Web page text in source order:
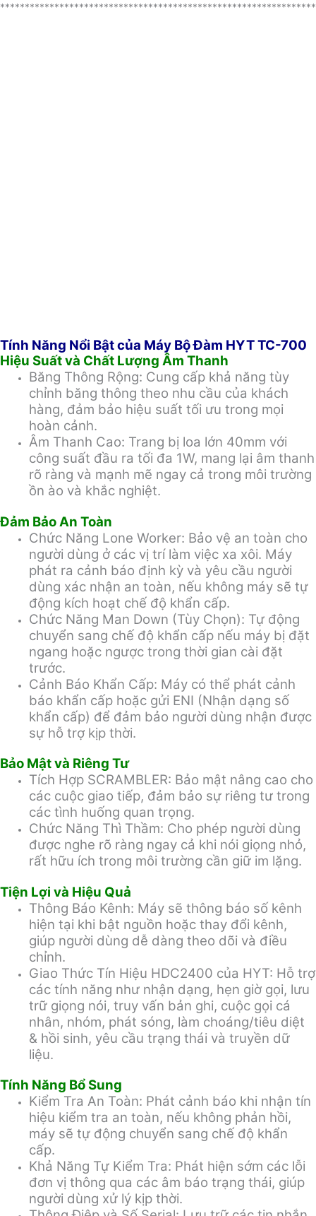
Tính Năng Nổi Bật của Máy Bộ Đàm HYT TC-700
Hiệu Suất và Chất Lượng Âm Thanh
Băng Thông Rộng: Cung cấp khả năng tùy
chỉnh băng thông theo nhu cầu của khách
hàng, đảm bảo hiệu suất tối ưu trong mọi
hoàn cảnh.
Âm Thanh Cao: Trang bị loa lớn 40mm với
công suất đầu ra tối đa 1W, mang lại âm thanh
rõ ràng và mạnh mẽ ngay cả trong môi trường
ồn ào và khắc nghiệt.
Đảm Bảo An Toàn
Chức Năng Lone Worker: Bảo vệ an toàn cho
người dùng ở các vị trí làm việc xa xôi. Máy
phát ra cảnh báo định kỳ và yêu cầu người
dùng xác nhận an toàn, nếu không máy sẽ tự
động kích hoạt chế độ khẩn cấp.
Chức Năng Man Down (Tùy Chọn): Tự động
chuyển sang chế độ khẩn cấp nếu máy bị đặt
ngang hoặc ngược trong thời gian cài đặt
trước.
Cảnh Báo Khẩn Cấp: Máy có thể phát cảnh
báo khẩn cấp hoặc gửi ENI (Nhận dạng số
khẩn cấp) để đảm bảo người dùng nhận được
sự hỗ trợ kịp thời.
Bảo Mật và Riêng Tư
Tích Hợp SCRAMBLER: Bảo mật nâng cao cho
các cuộc giao tiếp, đảm bảo sự riêng tư trong
các tình huống quan trọng.
Chức Năng Thì Thầm: Cho phép người dùng
được nghe rõ ràng ngay cả khi nói giọng nhỏ,
rất hữu ích trong môi trường cần giữ im lặng.
Tiện Lợi và Hiệu Quả
Thông Báo Kênh: Máy sẽ thông báo số kênh
hiện tại khi bật nguồn hoặc thay đổi kênh,
giúp người dùng dễ dàng theo dõi và điều
chỉnh.
Giao Thức Tín Hiệu HDC2400 của HYT: Hỗ trợ
các tính năng như nhận dạng, hẹn giờ gọi, lưu
trữ giọng nói, truy vấn bản ghi, cuộc gọi cá
nhân, nhóm, phát sóng, làm choáng/tiêu diệt
& hồi sinh, yêu cầu trạng thái và truyền dữ
liệu.
Tính Năng Bổ Sung
Kiểm Tra An Toàn: Phát cảnh báo khi nhận tín
hiệu kiểm tra an toàn, nếu không phản hồi,
máy sẽ tự động chuyển sang chế độ khẩn
cấp.
Khả Năng Tự Kiểm Tra: Phát hiện sớm các lỗi
đơn vị thông qua các âm báo trạng thái, giúp
người dùng xử lý kịp thời.